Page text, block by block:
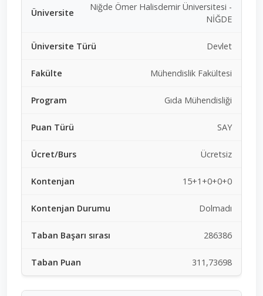
Niğde Ömer Halisdemir Üniversitesi -
NİĞDE
Devlet
Mühendislik Fakültesi
Gıda Mühendisliği
SAY
Ücretsiz
15+1+0+0+0
Dolmadı
286386
311,73698